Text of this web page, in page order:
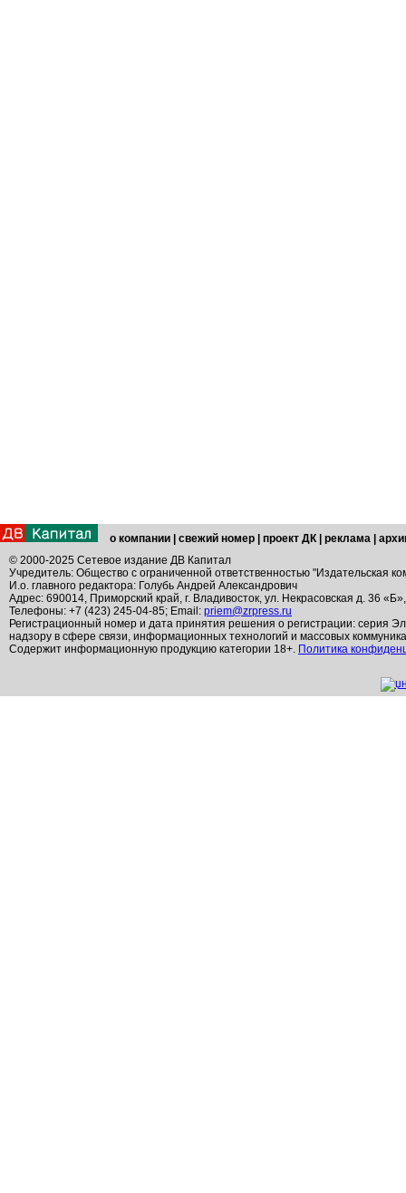
о компании свежий номер проект ДК реклама
© 2000-2025 Сетевое издание ДВ Капитал
Учредитель: Общество с ограниченной ответственностью "Издательская
И.о. главного редактора: Голубь Андрей Александрович
Адрес: 690014, Приморский край, г. Владивосток, ул. Некрасовская д. 36
Телефоны: +7 (423) 245-04-85; Email: priem@zrpress.ru
Регистрационный номер и дата принятия решения о регистрации: серия
надзору в сфере связи, информационных технологий и массовых
Содержит информационную продукцию категории 18+. Политика